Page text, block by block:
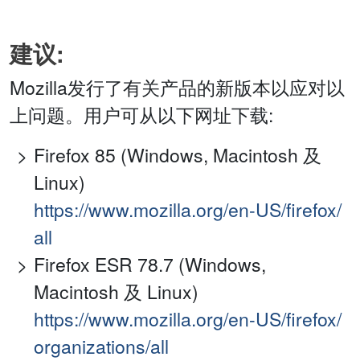
建议:
Mozilla发行了有关产品的新版本以应对以
上问题。用户可从以下网址下载:
Firefox 85 (Windows, Macintosh 及
Linux)
https://www.mozilla.org/en-US/firefox/
all
Firefox ESR 78.7 (Windows,
Macintosh 及 Linux)
https://www.mozilla.org/en-US/firefox/
organizations/all